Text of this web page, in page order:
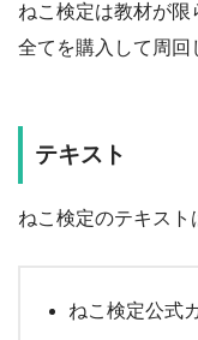
ねこ検定は教材が限
全てを購入して周回
テキスト
ねこ検定のテキスト
ねこ検定公式